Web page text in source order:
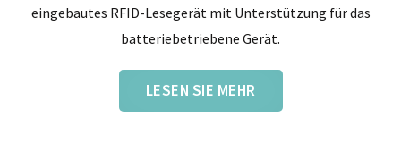
eingebautes RFID-Lesegerät mit Unterstützung für das
batteriebetriebene Gerät.
LESEN SIE MEHR